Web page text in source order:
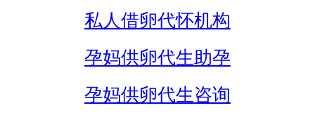
私人借卵代怀机构
孕妈供卵代生助孕
孕妈供卵代生咨询